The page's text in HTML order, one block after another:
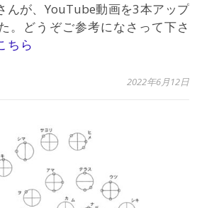
んが、YouTube動画を3本アップ
。どうぞご参考になさって下さ
ちら
2022年6月12日